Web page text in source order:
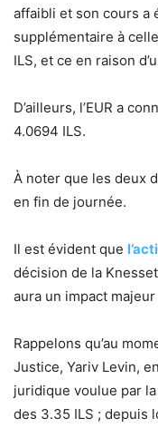
affaibli et son cours a
supplémentaire à
ILS, et ce en raison
D’ailleurs, l’EUR a
4.0694 ILS.
À noter que les deux
en fin de journée.
Il est évident que
décision de la
aura un impact
Rappelons qu’au
Justice, Yariv Levin,
juridique voulue par la
des 3.35 ILS ; depuis